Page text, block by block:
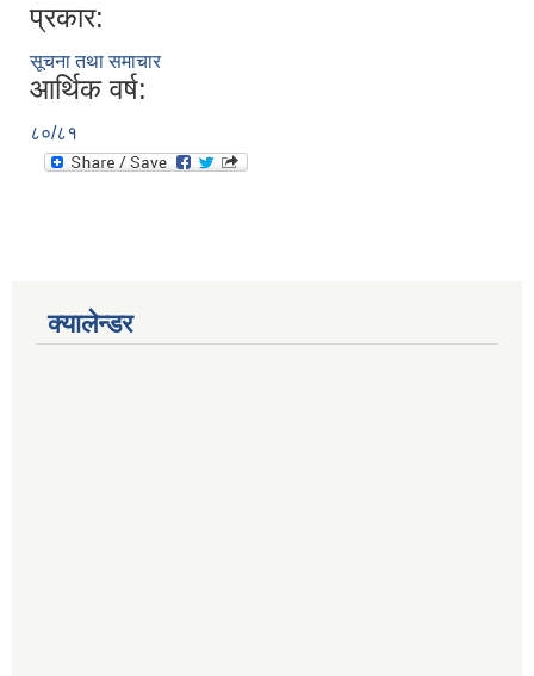
प्रकार:
सूचना तथा समाचार
आर्थिक वर्ष:
८०/८१
क्यालेन्डर